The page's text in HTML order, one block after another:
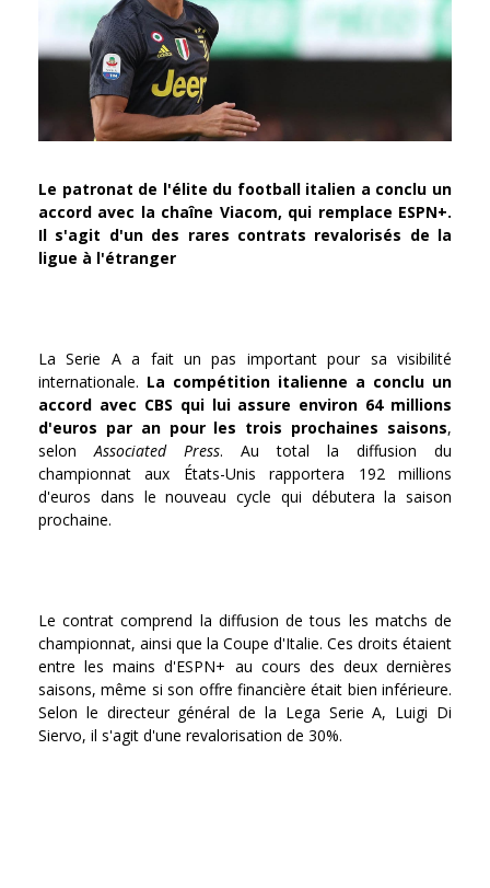
Le patronat de l'élite du football italien a conclu un
accord avec la chaîne Viacom, qui remplace ESPN+.
Il s'agit d'un des rares contrats revalorisés de la
ligue à l'étranger
La Serie A a fait un pas important pour sa visibilité
internationale. La compétition italienne a conclu un
accord avec CBS qui lui assure environ 64 millions
d'euros par an pour les trois prochaines saisons,
selon Associated Press. Au total la diffusion du
championnat aux États-Unis rapportera 192 millions
d'euros dans le nouveau cycle qui débutera la saison
prochaine.
Le contrat comprend la diffusion de tous les matchs de
championnat, ainsi que la Coupe d'Italie. Ces droits étaient
entre les mains d'ESPN+ au cours des deux dernières
saisons, même si son offre financière était bien inférieure.
Selon le directeur général de la Lega Serie A, Luigi Di
Siervo, il s'agit d'une revalorisation de 30%.